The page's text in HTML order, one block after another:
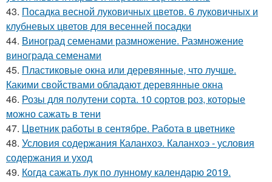
43. Посадка весной луковичных цветов. 6 луковичных и
клубневых цветов для весенней посадки
44. Виноград семенами размножение. Размножение
винограда семенами
45. Пластиковые окна или деревянные, что лучше.
Какими свойствами обладают деревянные окна
46. Розы для полутени сорта. 10 сортов роз, которые
можно сажать в тени
47. Цветник работы в сентябре. Работа в цветнике
48. Условия содержания Каланхоэ. Каланхоэ - условия
содержания и уход
49. Когда сажать лук по лунному календарю 2019.